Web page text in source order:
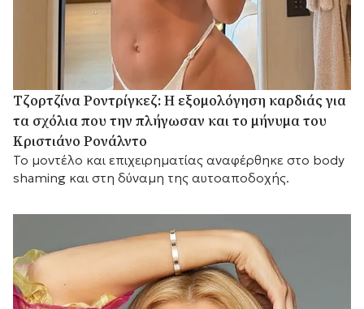
Τζορτζίνα Ροντρίγκεζ: Η εξομολόγηση καρδιάς για
τα σχόλια που την πλήγωσαν και το μήνυμα του
Κριστιάνο Ρονάλντο
Το μοντέλο και επιχειρηματίας αναφέρθηκε στο body
shaming και στη δύναμη της αυτοαποδοχής.